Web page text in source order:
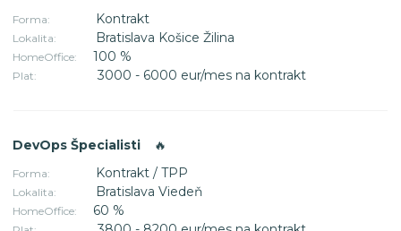
Forma: Kontrakt
Lokalita: Bratislava Košice Žilina
HomeOffice: 100 %
Plat: 3000 - 6000 eur/mes na kontrakt
DevOps Špecialisti 🔥
Forma: Kontrakt / TPP
Lokalita: Bratislava Viedeň
HomeOffice: 60 %